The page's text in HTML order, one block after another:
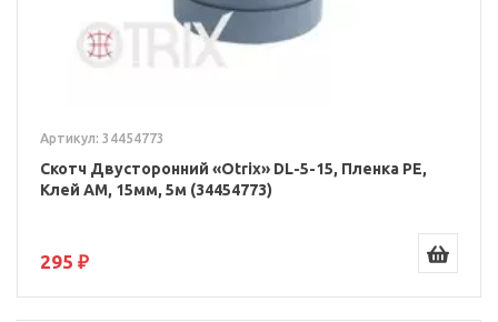
Артикул: 34454773
Скотч Двусторонний «Otrix» DL-5-15, Пленка PE,
Клей AM, 15мм, 5м (34454773)
295 ₽